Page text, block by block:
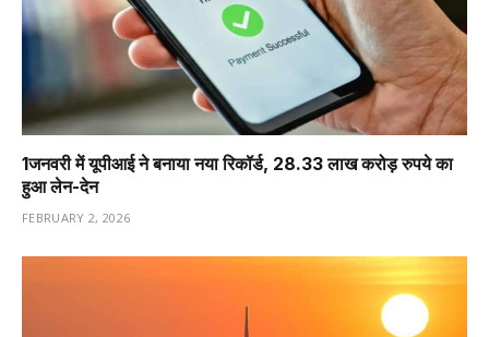
1️जनवरी में यूपीआई ने बनाया नया रिकॉर्ड, 28.33 लाख करोड़ रुपये का
हुआ लेन-देन
FEBRUARY 2, 2026